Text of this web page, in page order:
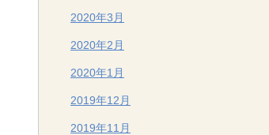
2020年3月
2020年2月
2020年1月
2019年12月
2019年11月